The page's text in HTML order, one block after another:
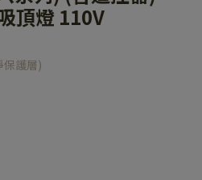
頂燈 110V
保護層)